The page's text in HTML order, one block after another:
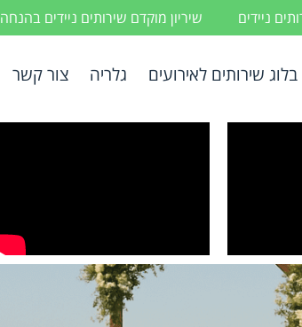
ניידים שיריון מוקדם שירותים ניידים בהנחה
בלוג שירותים לאירועים גלריה צור קשר